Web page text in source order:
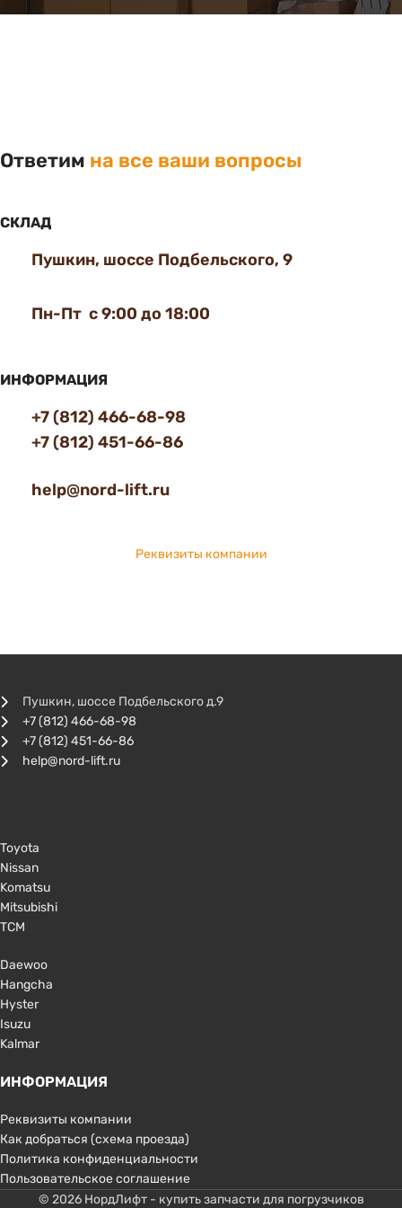
Ответим на все ваши вопросы
СКЛАД
Пушкин, шоссе Подбельского, 9
Пн-Пт с 9:00 до 18:00
ИНФОРМАЦИЯ
+7 (812) 466-68-98
+7 (812) 451-66-86
help@nord-lift.ru
Реквизиты компании
Пушкин, шоссе Подбельского д.9
+7 (812) 466-68-98
+7 (812) 451-66-86
help@nord-lift.ru
Toyota
Nissan
Komatsu
Mitsubishi
TCM
Daewoo
Hangcha
Hyster
Isuzu
Kalmar
ИНФОРМАЦИЯ
Реквизиты компании
Как добраться (схема проезда)
Политика конфиденциальности
Пользовательское соглашение
© 2026 НордЛифт - купить запчасти для погрузчиков